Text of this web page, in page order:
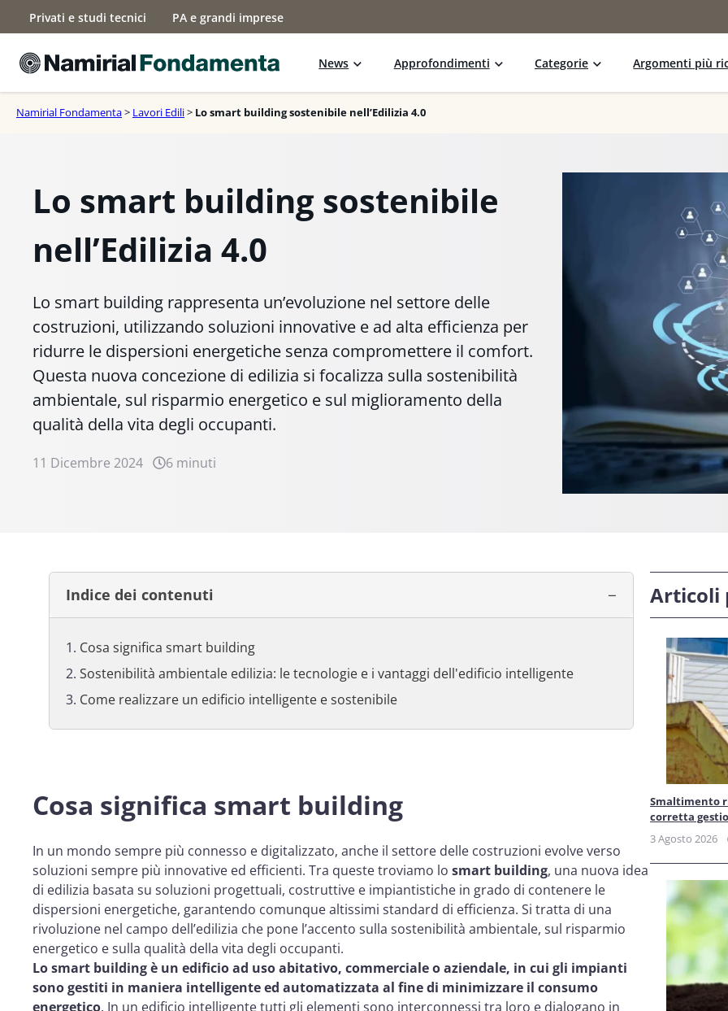
contenuto
Privati e studi tecnici PA e grandi imprese
News Approfondimenti Categorie Argomenti più
Namirial Fondamenta> Lavori Edili> Lo smart building sostenibile nell’Edilizia 4.0
Lo smart building sostenibile
nell’Edilizia 4.0
Lo smart building rappresenta un’evoluzione nel settore delle
costruzioni, utilizzando soluzioni innovative e ad alta efficienza per
ridurre le dispersioni energetiche senza compromettere il comfort.
Questa nuova concezione di edilizia si focalizza sulla sostenibilità
ambientale, sul risparmio energetico e sul miglioramento della
qualità della vita degli occupanti.
11 Dicembre 2024 6 minuti
Indice dei contenuti
Cosa significa smart building
Sostenibilità ambientale edilizia: le tecnologie e i vantaggi dell'edificio intelligente
Come realizzare un edificio intelligente e sostenibile
Cosa significa smart building
In un mondo sempre più connesso e digitalizzato, anche il settore delle costruzioni evolve verso
soluzioni sempre più innovative ed efficienti. Tra queste troviamo lo smart building, una nuova idea
di edilizia basata su soluzioni progettuali, costruttive e impiantistiche in grado di contenere le
dispersioni energetiche, garantendo comunque altissimi standard di efficienza. Si tratta di una
rivoluzione nel campo dell’edilizia che pone l’accento sulla sostenibilità ambientale, sul risparmio
energetico e sulla qualità della vita degli occupanti.
Lo smart building è un edificio ad uso abitativo, commerciale o aziendale, in cui gli impianti
sono gestiti in maniera intelligente ed automatizzata al fine di minimizzare il consumo
energetico. In un edificio intelligente tutti gli elementi sono interconnessi tra loro e dialogano in
Articoli
Smaltimento
corretta
3 Agosto 2026